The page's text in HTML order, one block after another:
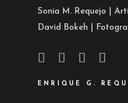
Sonia M. Requejo |
David Bokeh |
ENRIQUE G.